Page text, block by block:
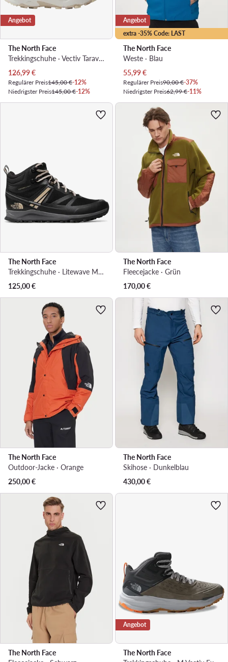
Angebot
The North Face
Trekkingschuhe · Vectiv Taraval Fuiturelight NF0A5LWTUIB1 · Beige
Aktueller Preis
126,99€
Regulärer Preis145,00 €-12%
Niedrigster Preis145,00 €-12%
extra -35% Code: LAST
Angebot
The North Face
Weste · Blau
Aktueller Preis
55,99€
Regulärer Preis90,00 €-37%
Niedrigster Preis62,99 €-11%
The North Face
Trekkingschuhe · Litewave Mid Futurelight NF0A4PFE34G1 · Schwarz
125,00€
The North Face
Fleecejacke · Grün
170,00€
The North Face
Outdoor-Jacke · Orange
250,00€
The North Face
Skihose · Dunkelblau
430,00€
The North Face
Angebot
The North Face